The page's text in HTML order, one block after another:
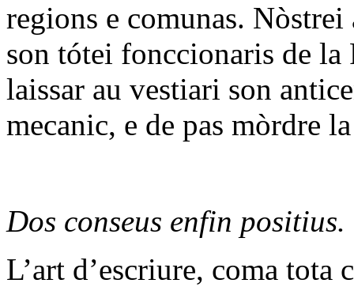
regions e comunas.
son tótei fonccionaris de la
laissar au vestiari son
mecanic, e de pas mòrdre
Dos conseus enfin positius.
L’art d’escriure, coma tota